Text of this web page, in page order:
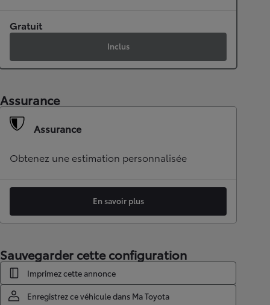
Gratuit
Inclus
Assurance
Assurance
Obtenez une estimation personnalisée
En savoir plus
Sauvegarder cette configuration
Imprimez cette annonce
Enregistrez ce véhicule dans Ma Toyota